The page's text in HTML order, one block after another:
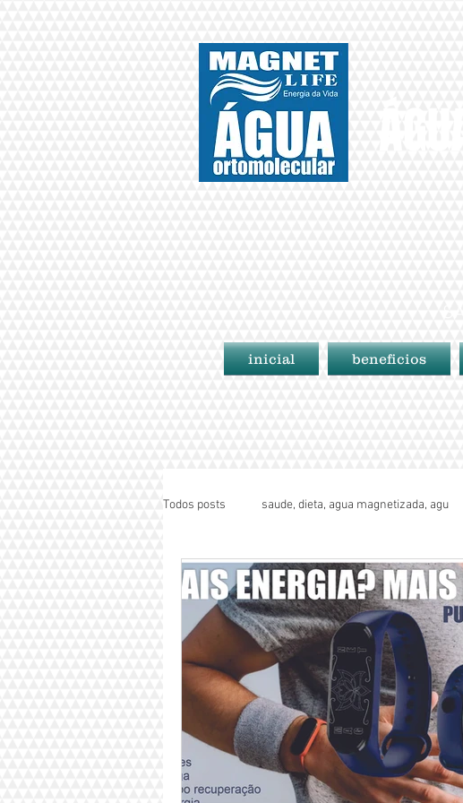
inicial beneficios
Todos posts saude, dieta, agua magnetizada, agu